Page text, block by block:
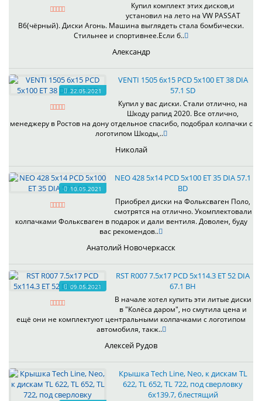
Купил комплект этих дисков,и
установил на лето на VW PASSAT
B6(чёрный). Диски Агонь. Машина выглядеть стала бомбически.
Стильнее и спортивнее.Если б..
Александр
22.05.2021
VENTI 1505 6x15 PCD 5x100 ET 38 DIA
57.1 SD
Купил у вас диски. Стали отлично, на
Шкоду рапид 2020. Все отлично,
менеджеру в Ростов на дону отдельное спасибо, подобрал колпачки с
логотипом Шкоды,..
Николай
10.05.2021
NEO 428 5x14 PCD 5x100 ET 35 DIA 57.1
BD
Приобрел диски на Фольксваген Поло,
смотрятся на отлично. Укомплектовали
колпачками Фольксваген в подарок и дали вентиля. Доволен, буду
вас рекомендов..
Анатолий Новочеркасск
09.05.2021
RST R007 7.5x17 PCD 5x114.3 ET 52 DIA
67.1 BH
В начале хотел купить эти литые диски
в "Колёса даром", но смутила цена и
ещё они не комплектуют центральными колпачками с логотипом
автомобиля, такж..
Алексей Рудов
Крышка Tech Line, Neo, к дискам TL
622, TL 652, TL 722, под сверловку
6х139.7, блестящий